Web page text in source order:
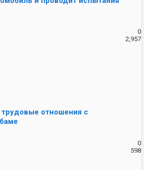
0
2,957
отношения с
0
598